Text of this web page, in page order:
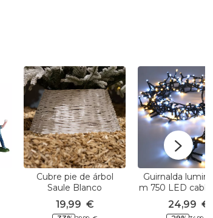
Cubre pie de árbol
Saule Blanco
19,99 €
Guirnalda
m 750 LED cable
Lujo Bicolor
cálido y frío
24,99 €